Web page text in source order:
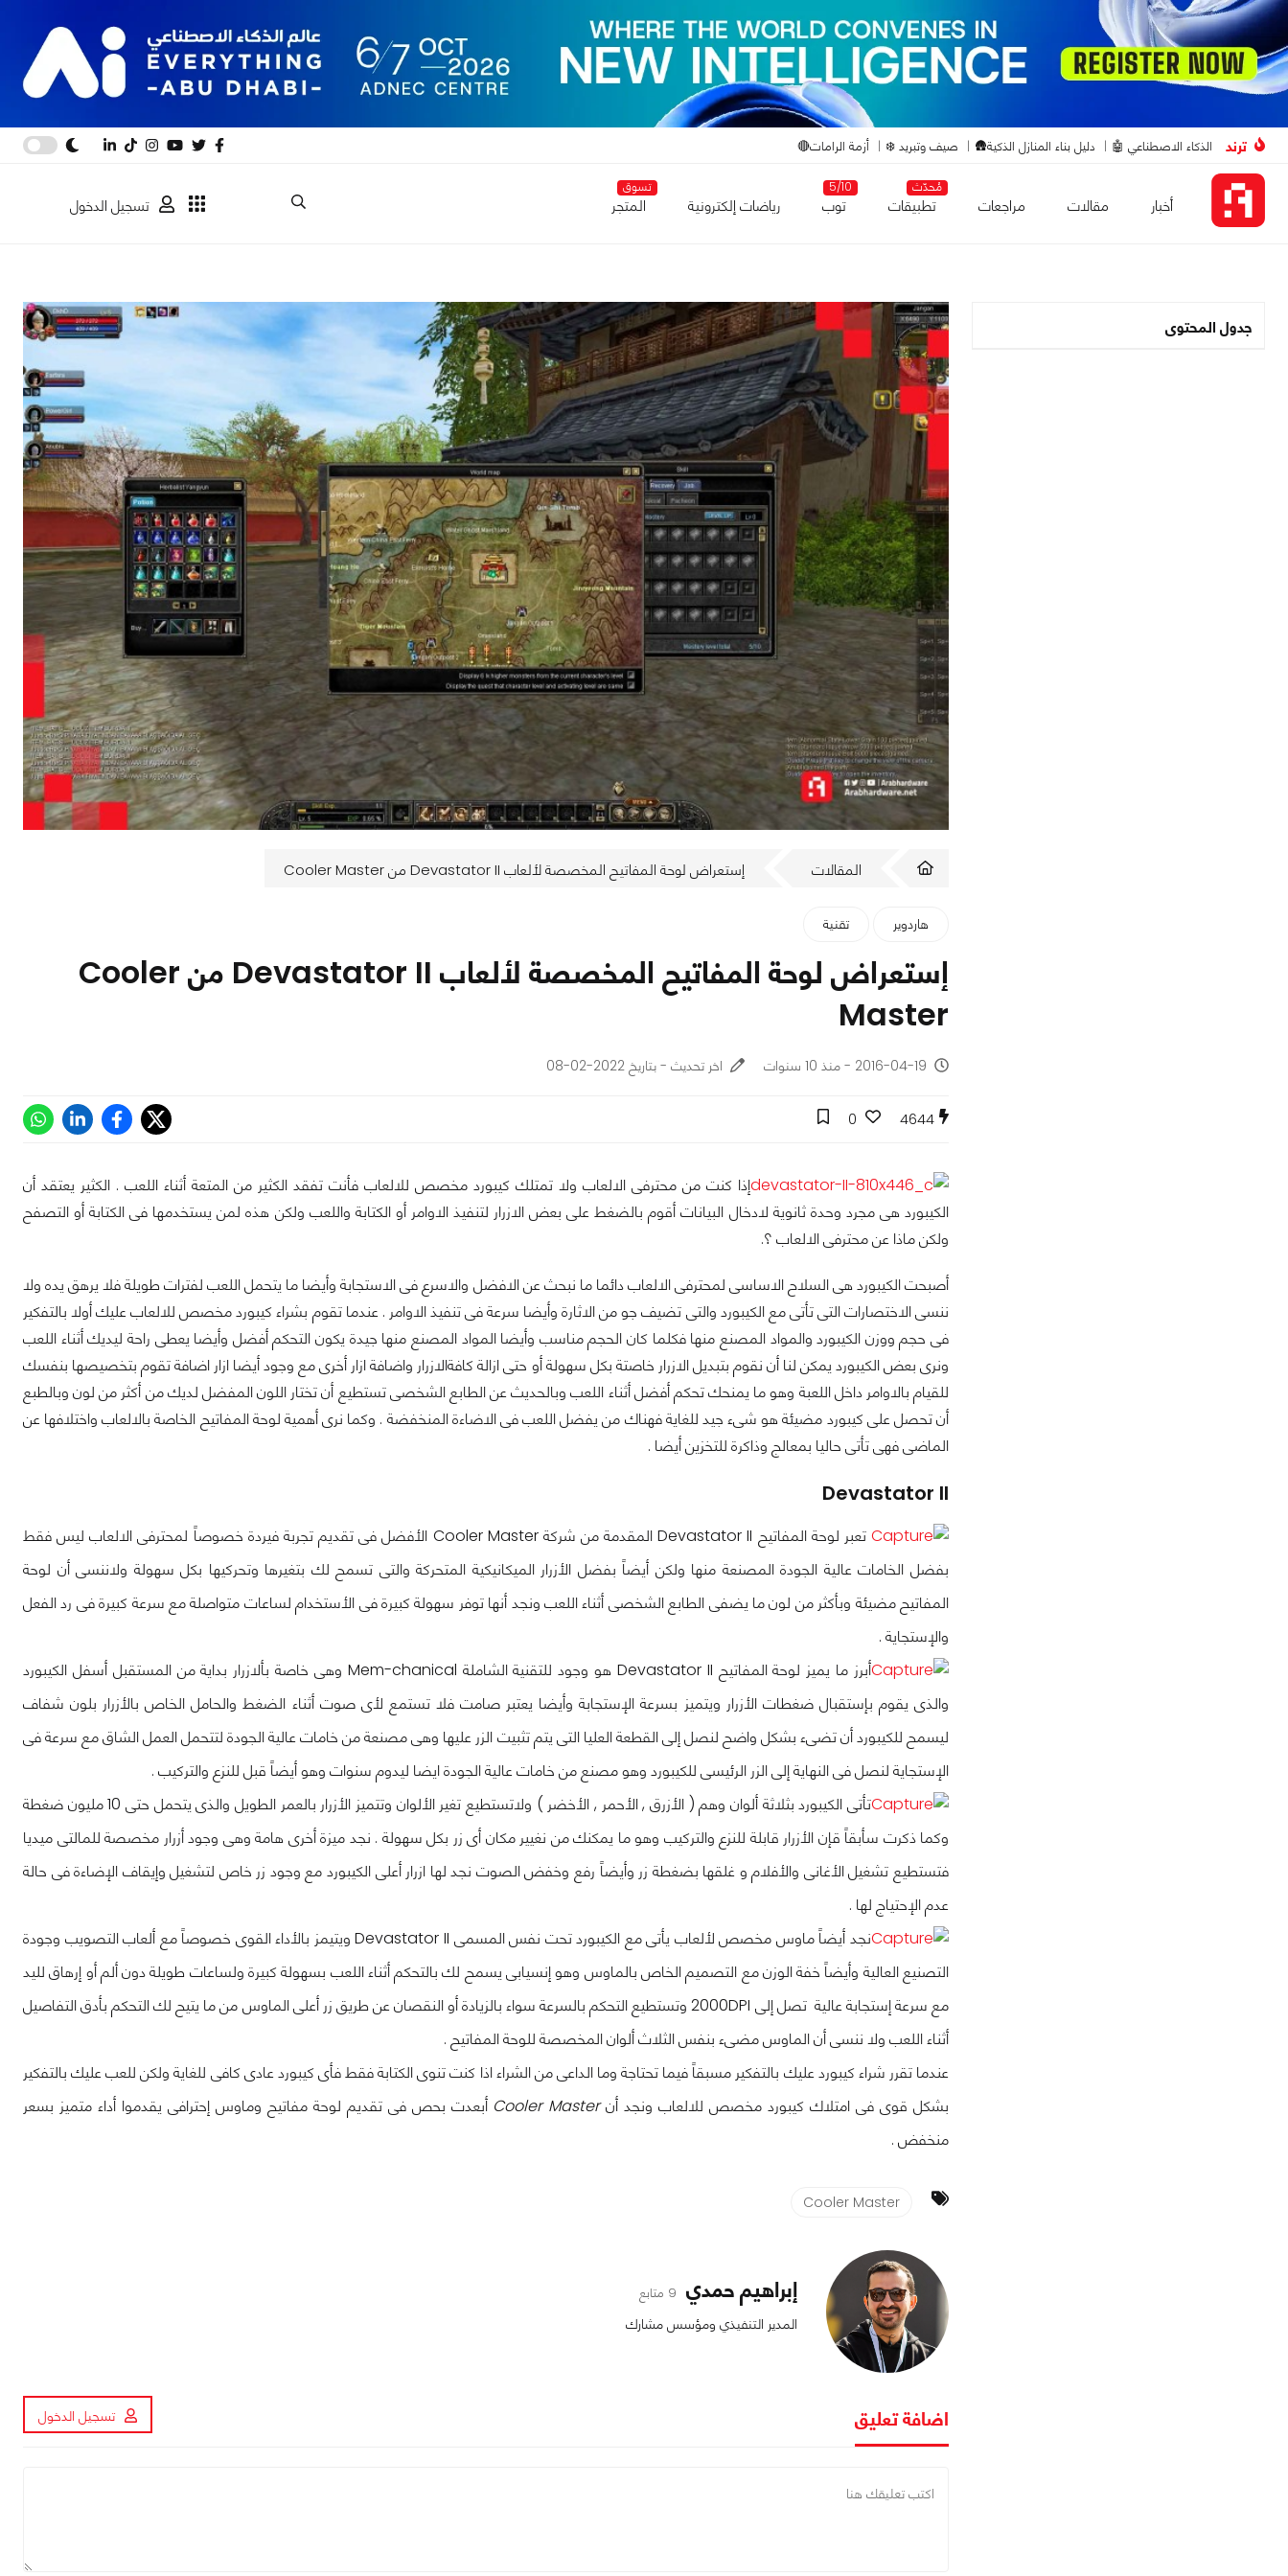
ترند الذكاء الاصطناعي 🤖 دليل بناء المنازل الذكية🛖 صيف وتبريد ❄️ أزمة الرامات🔴
أخبار مقالات مراجعات
مُحدّث
تطبيقات
5/10
توب رياضات إلكترونية
تسوق
المتجر تسجيل الدخول
جدول المحتوى
المقالات إستعراض لوحة المفاتيح المخصصة لألعاب Devastator II من Cooler Master
هاردوير تقنية
إستعراض لوحة المفاتيح المخصصة لألعاب Devastator II من Cooler
Master
2016-04-19 - منذ 10 سنوات اخر تحديث - بتاريخ 2022-02-08
4644
0
إذا كنت من محترفى الالعاب ولا تمتلك كيبورد مخصص للالعاب فأنت تفقد الكثير من المتعة أثناء اللعب . الكثير يعتقد أن
الكيبورد هى مجرد وحدة ثانوية لادخال البيانات أقوم بالضغط على بعض الازرار لتنفيذ الاوامر أو الكتابة واللعب ولكن هذه لمن يستخدمها فى الكتابة أو التصفح
ولكن ماذا عن محترفى الالعاب ؟.
أصبحت الكيبورد هى السلاح الاساسى لمحترفى الالعاب دائما ما نبحث عن الافضل والاسرع فى الاستجابة وأيضا ما يتحمل اللعب لفترات طويلة فلا يرهق يده ولا
ننسى الاختصارات التى تأتى مع الكيبورد والتى تضيف جو من الاثارة وأيضا سرعة فى تنفيذ الاوامر . عندما تقوم بشراء كيبورد مخصص للالعاب عليك أولا بالتفكير
فى حجم ووزن الكيبورد والمواد المصنع منها فكلما كان الحجم مناسب وأيضا المواد المصنع منها جيدة يكون التحكم أفضل وأيضا يعطى راحة ليديك أثناء اللعب
ونرى بعض الكيبورد يمكن لنا أن نقوم بتبديل الازرار خاصتة بكل سهولة أو حتى ازالة كافةالازرار واضافة ازار أخرى مع وجود أيضا ازار اضافة تقوم بتخصيصها بنفسك
للقيام بالاوامر داخل اللعبة وهو ما يمنحك تحكم أفضل أثناء اللعب وبالحديث عن الطابع الشخصى تستطيع أن تختار اللون المفضل لديك من أكثر من لون وبالطبع
أن تحصل على كيبورد مضيئة هو شىء جيد للغاية فهناك من يفضل اللعب فى الاضاءة المنخفضة . وكما نرى أهمية لوحة المفاتيح الخاصة بالالعاب واختلافها عن
الماضى فهى تأتى حاليا بمعالج وذاكرة للتخزين أيضا .
Devastator II
تعبر لوحة المفاتيح Devastator II المقدمة من شركة Cooler Master الأفضل فى تقديم تجربة فيردة خصوصاً لمحترفى الالعاب ليس فقط
بفضل الخامات عالية الجودة المصنعة منها ولكن أيضاً بفضل الأزرار الميكانيكية المتحركة والتى تسمح لك بتغيرها وتحركيها بكل سهولة ولاننسى أن لوحة
المفاتيح مضيئة وبأكثر من لون ما يضفى الطابع الشخصى أثناء اللعب ونجد أنها توفر سهولة كبيرة فى الأستخدام لساعات متواصلة مع سرعة كبيرة فى رد الفعل
والإستجاية .
أبرز ما يميز لوحة المفاتيح Devastator II هو وجود للتقنية الشاملة Mem-chanical وهى خاصة بألازرار بداية من المستقبل أسفل الكيبورد
والذى يقوم بإستقبال ضغطات الأزرار ويتميز بسرعة الإستجابة وأيضا يعتبر صامت فلا تستمع لأى صوت أثناء الضغط والحامل الخاص بالأزرار بلون شفاف
ليسمح للكيبورد أن تضىء بشكل واضح لنصل إلى القطعة العليا التى يتم تثبيت الزر عليها وهى مصنعة من خامات عالية الجودة لتتحمل العمل الشاق مع سرعة فى
الإستجاية لنصل فى النهاية إلى الزر الرئيسى للكيبورد وهو مصنع من خامات عالية الجودة ايضا ليدوم سنوات وهو أيضاً قبل للنزع والتركيب .
تأتى الكيبورد بثلاثة ألوان وهم ( الأزرق , الأحمر , الأخضر ) ولاتستطيع تغير الألوان وتتميز الأزرار بالعمر الطويل والذى يتحمل حتى 10 مليون ضغطة
وكما ذكرت سأبقاً قإن الأزرار قابلة للنزع والتركيب وهو ما يمكنك من نغيير مكان أى زر بكل سهولة . نجد ميزة أخرى هامة وهى وجود أزرار مخصصة للمالتى ميديا
فتستطيع تشغيل الأغانى والأفلام و غلقها بضغطة زر وأيضاً رفع وخفض الصوت نجد لها ازرار أعلى الكيبورد مع وجود زر خاص لتشغيل وإيقاف الإضاءة فى حالة
عدم الإحتياج لها .
نجد أيضاً ماوس مخصص لألعاب يأتى مع الكيبورد تحت نفس المسمى Devastator II ويتيمز بالأداء القوى خصوصاً مع ألعاب التصويب وجودة
التصنيع العالية وأيضاً خفة الوزن مع التصميم الخاص بالماوس وهو إنسيابى يسمح لك بالتحكم أثناء اللعب بسهولة كبيرة ولساعات طويلة دون ألم أو إرهاق لليد
مع سرعة إستجابة عالية تصل إلى 2000DPI وتستطيع التحكم بالسرعة سواء بالزيادة أو النقصان عن طريق زر أعلى الماوس من ما يتيح لك التحكم بأدق التفاصيل
أثناء اللعب ولا ننسى أن الماوس مضىء بنفس الثلاث ألوان المخصصة للوحة المفاتيح .
عندما تقرر شراء كيبورد عليك بالتفكير مسبقاً فيما تحتاجة وما الداعى من الشراء اذا كنت تنوى الكتابة فقط فأى كيبورد عادى كافى للغاية ولكن للعب عليك بالتفكير
بشكل قوى فى امتلاك كيبورد مخصص للالعاب ونجد أنCooler Master أبعدت بحص فى تقديم لوحة مفاتيح وماوس إحترافى يقدموا أداء متميز بسعر
منخفض .
Cooler Master
إبراهيم حمدي 9 متابع
المدير التنفيذي ومؤسس مشارك
اضافة تعليق تسجيل الدخول